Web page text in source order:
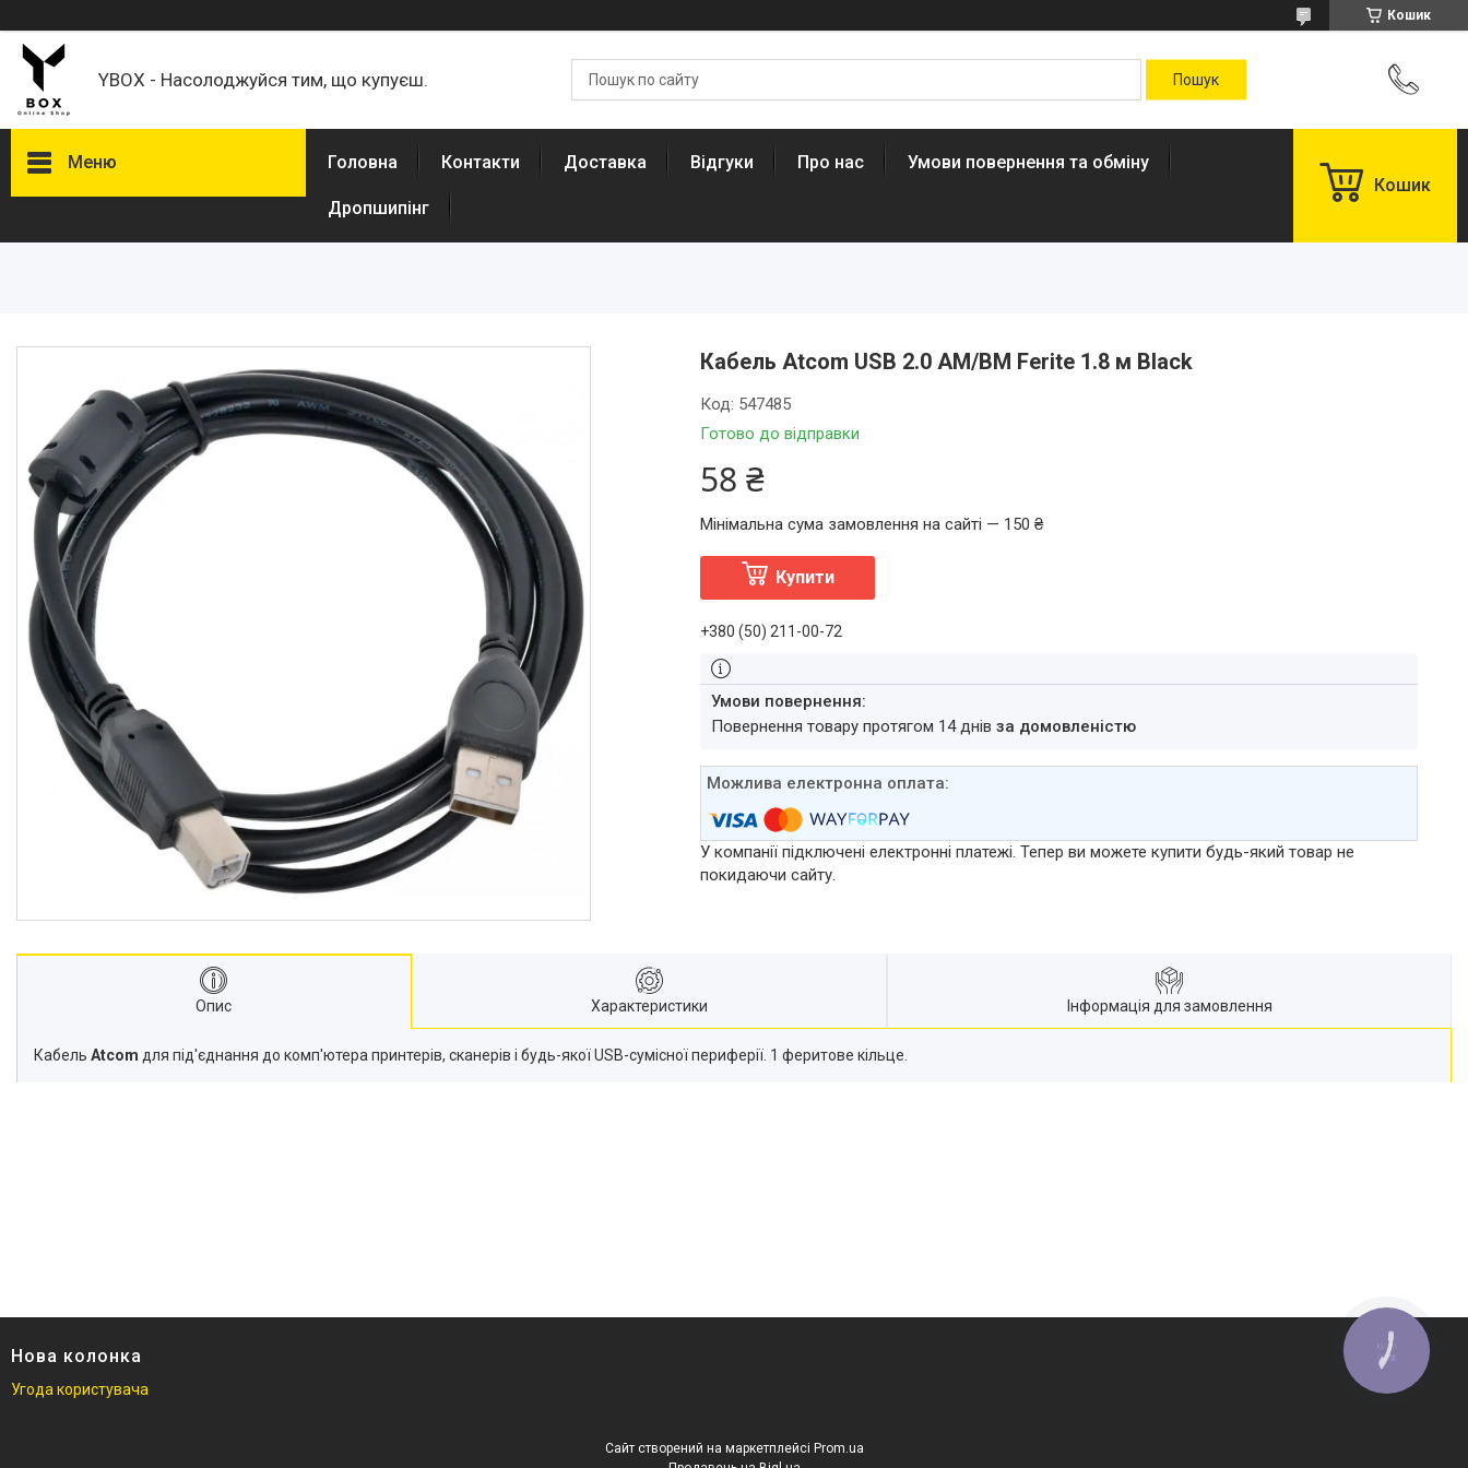
Кошик
YBOX - Насолоджуйся тим, що купуєш.
Меню
Авто товары
Товари для дітей
Зоотовари
Техніка для кухні
Техніка для дому
Інструменти і обладнання
Все для краси та здоров'я
Все для саду
Інші товари
Електроніка
Головна Контакти Доставка Відгуки Про нас Умови повернення та обміну
Дропшипінг
Кошик
Кабель Atcom USB 2.0 AM/BM Ferite 1.8 м Black
Готово до відправки
Код: 547485
58 ₴
Мінімальна сума замовлення на сайті — 150 ₴
Купити
+380 (50) 211-00-72
повернення товару протягом 14 днівза домовленістю
У компанії підключені електронні платежі. Тепер ви можете купити будь-який товар не
покидаючи сайту.
Опис Характеристики Інформація для замовлення
Кабель Atcom для під'єднання до комп'ютера принтерів, сканерів і будь-якої USB-сумісної периферії. 1 феритове кільце.
Нова колонка
Угода користувача
Сайт створений на маркетплейсі Prom.ua
КНОПКА
ЗВ'ЯЗКУ